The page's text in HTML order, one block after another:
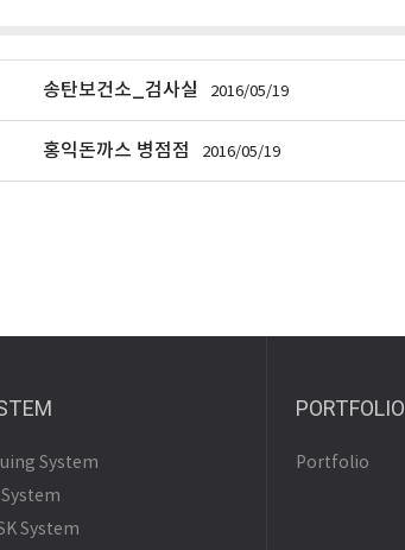
송탄보건소_검사실 2016/05/19
홍익돈까스 병점점 2016/05/19
System
System
PORTFOLIO
Portfolio